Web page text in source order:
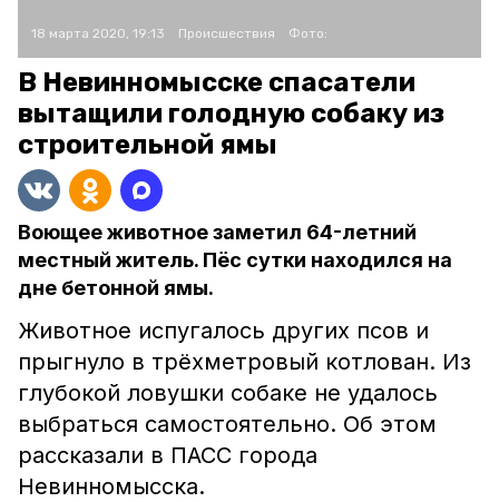
18 марта 2020, 19:13 Происшествия Фото:
В Невинномысске спасатели
вытащили голодную собаку из
строительной ямы
Воющее животное заметил 64-летний
местный житель. Пёс сутки находился на
дне бетонной ямы.
Животное испугалось других псов и
прыгнуло в трёхметровый котлован. Из
глубокой ловушки собаке не удалось
выбраться самостоятельно. Об этом
рассказали в ПАСС города
Невинномысска.